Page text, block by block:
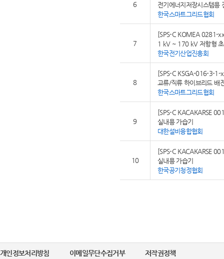
6
전기에너지저장시스템용
한국스마트그리드협회
7
[SPS-C KOMEA 0281-
1 kV ~ 170 kV 저항형
한국전기산업진흥회
8
[SPS-C KSGA-016-3-1-
교류/직류 하이브리드 배
한국스마트그리드협회
9
[SPS-C KACAKARSE
실내용 가습기
대한설비융합협회
10
[SPS-C KACAKARSE
실내용 가습기
한국공기청정협회
개인정보처리방침 이메일무단수집거부 저작권정책